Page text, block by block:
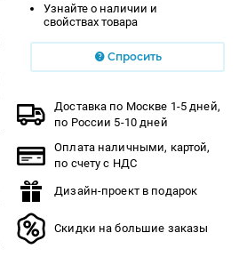
Узнайте о наличии и
свойствах товара
Спросить
Доставка по Москве 1-5 дней,
по России 5-10 дней
Оплата наличными, картой,
по счету с НДС
Дизайн-проект в подарок
Скидки на большие заказы